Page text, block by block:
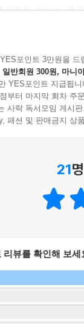
함뿐 아니라 불
다. 특정 종교만
도 이를 넘어 사
야말로 우리 역사
중의 메시지는 갈
.
가치와 매력을
포인트 3만원을 드
일반회원 300원, 마니
YES포인트 지급됩니
부터 마지막 회차 주
사락 독서모임 게시
패션 및 판매금지 상
21
리뷰를 확인해 보세